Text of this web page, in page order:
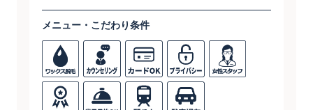
メニュー・こだわり条件